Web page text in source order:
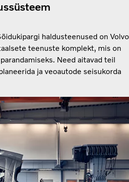
haldusteenused on Volvo
teenuste komplekt, mis on
Need aitavad teil
ja veoautode seisukorda